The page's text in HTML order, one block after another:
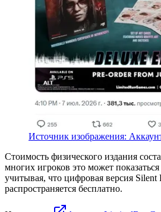
Источник изображения:
Стоимость физического издания
многих игроков это может
учитывая, что цифровая версия Silent
распространяется бесплатно.